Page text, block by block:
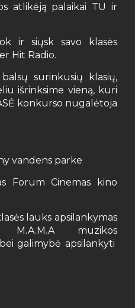
atlikėją palaikai TU ir
ir siųsk savo klasės
Hit Radio.
surinkusių klasių,
išrinksime vieną, kuri
konkurso nugalėtoja
vandens parke
Forum Cinemas kino
lauks apsilankymas
muzikos
galimybė apsilankyti